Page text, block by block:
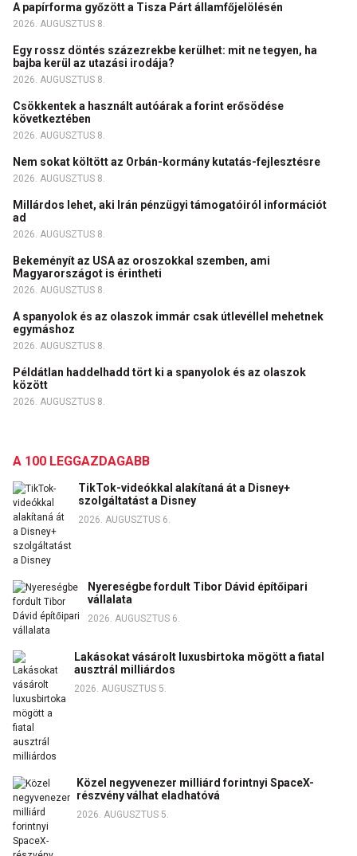
A papírforma győzött a Tisza Párt államfőjelölésén
2026. AUGUSZTUS 8.
Egy rossz döntés százezrekbe kerülhet: mit ne tegyen, ha
bajba kerül az utazási irodája?
2026. AUGUSZTUS 8.
Csökkentek a használt autóárak a forint erősödése
következtében
2026. AUGUSZTUS 8.
Nem sokat költött az Orbán-kormány kutatás-fejlesztésre
2026. AUGUSZTUS 8.
Millárdos lehet, aki Irán pénzügyi támogatóiról információt
ad
2026. AUGUSZTUS 8.
Bekeményít az USA az oroszokkal szemben, ami
Magyarországot is érintheti
2026. AUGUSZTUS 8.
A spanyolok és az olaszok immár csak útlevéllel mehetnek
egymáshoz
2026. AUGUSZTUS 8.
Példátlan haddelhadd tört ki a spanyolok és az olaszok
között
2026. AUGUSZTUS 8.
A 100 LEGGAZDAGABB
TikTok-videókkal alakítaná át a Disney+
szolgáltatást a Disney
2026. AUGUSZTUS 6.
Nyereségbe fordult Tibor Dávid építőipari
vállalata
2026. AUGUSZTUS 6.
Lakásokat vásárolt luxusbirtoka mögött a fiatal
ausztrál milliárdos
2026. AUGUSZTUS 5.
Közel negyvenezer milliárd forintnyi SpaceX-
részvény válhat eladhatóvá
2026. AUGUSZTUS 5.